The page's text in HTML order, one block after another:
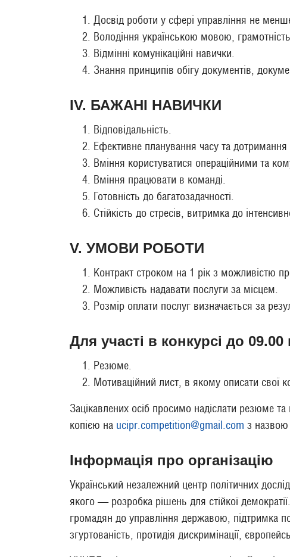
Досвід роботи у сфері управління не менше
Володіння українською мовою, грамотність.
Відмінні комунікаційні навички.
Знання принципів обігу документів,
IV. БАЖАНІ НАВИЧКИ
Відповідальність.
Ефективне планування часу та дотримання
Вміння користуватися операційними та
Вміння працювати в команді.
Готовність до багатозадачності.
Стійкість до стресів, витримка до
V. УМОВИ РОБОТИ
Контракт строком на 1 рік з можливістю
Можливість надавати послуги за місцем.
Розмір оплати послуг визначається за
Для участі в конкурсі до
Резюме.
Мотиваційний лист, в якому описати свої
Зацікавлених осіб просимо надіслати резюме
копією на ucipr.competition@gmail.com з назвою
Інформація про організацію
Український незалежний центр політичних
якого — розробка рішень для стійкої
громадян до управління державою, підтримка
згуртованість, протидія дискримінації,